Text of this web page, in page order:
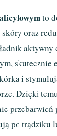
to
oraz
aktywny
skutecznie
i
Dzięki
przebarwień
po trądziku